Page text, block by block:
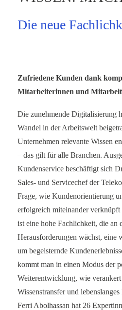
SERVICE-
Die neue
Zufriedene Kunden dank
Mitarbeiterinnen und
Die zunehmende Digitalisierung
Wandel in der Arbeitswelt
Unternehmen relevante Wissen
– das gilt für alle Branchen.
Kundenservice beschäftigt sich
Sales- und Servicechef der
Frage, wie Kundenorientierung
erfolgreich miteinander
ist eine hohe Fachlichkeit, die an
Herausforde­rungen wächst, eine
um begeisternde
kommt man in einen Modus der
Weiterentwicklung, wie
Wissenstransfer und
Ferri Abolhassan hat 26